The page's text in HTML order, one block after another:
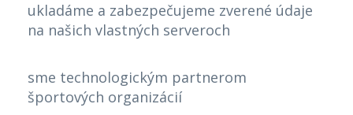
ukladáme a zabezpečujeme zverené údaje
na našich vlastných serveroch
sme technologickým partnerom
športových organizácií